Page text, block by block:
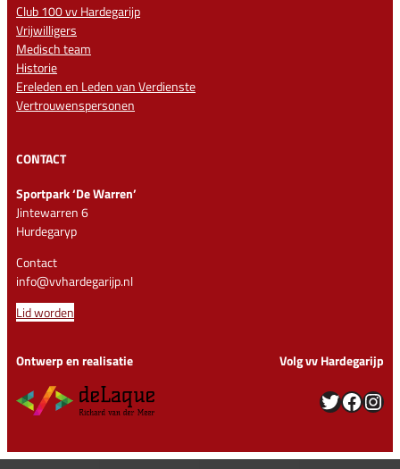
Club 100 vv Hardegarijp
Vrijwilligers
Medisch team
Historie
Ereleden en Leden van Verdienste
Vertrouwenspersonen
CONTACT
Sportpark ‘De Warren’
Jintewarren 6
Hurdegaryp
Contact
info@vvhardegarijp.nl
Lid worden
Ontwerp en realisatie Volg vv Hardegarijp
Twitter Facebook Instagram